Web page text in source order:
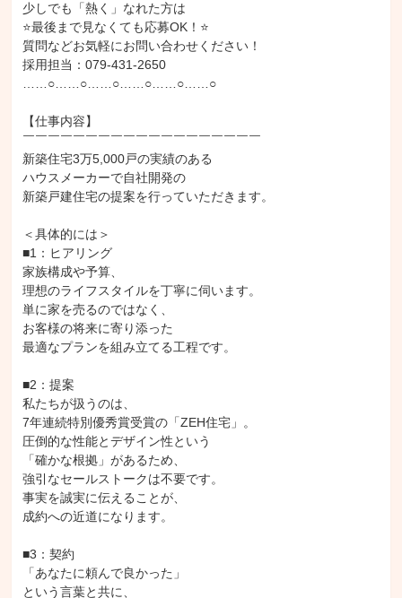
少しでも「熱く」なれた方は
⭐️最後まで見なくても応募OK！⭐️
質問などお気軽にお問い合わせください！
採用担当：079-431-2650
……○……○……○……○……○……○
【仕事内容】
￣￣￣￣￣￣￣￣￣￣￣￣￣￣￣￣￣￣￣
新築住宅3万5,000戸の実績のある
ハウスメーカーで自社開発の
新築戸建住宅の提案を行っていただきます。
＜具体的には＞
■1：ヒアリング
家族構成や予算、
理想のライフスタイルを丁寧に伺います。
単に家を売るのではなく、
お客様の将来に寄り添った
最適なプランを組み立てる工程です。
■2：提案
私たちが扱うのは、
7年連続特別優秀賞受賞の「ZEH住宅」。
圧倒的な性能とデザイン性という
「確かな根拠」があるため、
強引なセールストークは不要です。
事実を誠実に伝えることが、
成約への近道になります。
■3：契約
「あなたに頼んで良かった」
という言葉と共に、